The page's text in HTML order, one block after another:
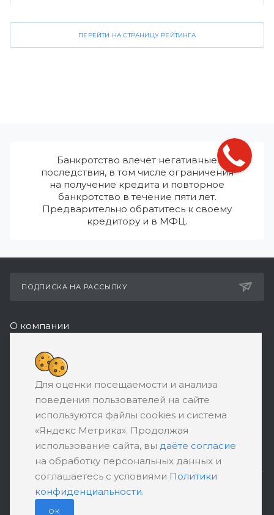
ПЕРЕЙТИ НА СТРАНИЦУ РЕЙТИНГА
Банкротство влечет негативные
последствия, в том числе ограничения
на получение кредита и повторное
банкротство в течение пяти лет.
Предварительно обратитесь к своему
кредитору и в МФЦ.
ПОДПИСКА НА РАССЫЛКУ
О компании
Реквизиты
+7 (495) 532-05-11
ЗАКАЗАТЬ ЗВОНОК
support@ratingbankrotstva.ru
111398, Москва, ул. Плеханова, д. 30,
абонентский ящик №5
ПОЛИТИКА КОНФИДЕНЦИАЛЬНОСТИ
ПОЛЬЗОВАТЕЛЬСКОЕ СОГЛАШЕНИЕ
Для оценки посещаемости и анализа
поведения пользователей на сайте
используются файлы cookies и система
«Яндекс Метрика». Продолжая
использование сайта, вы даёте согласие
на обработку персональных данных и
соглашаетесь с условиями Политики
конфиденциальности.
ОК